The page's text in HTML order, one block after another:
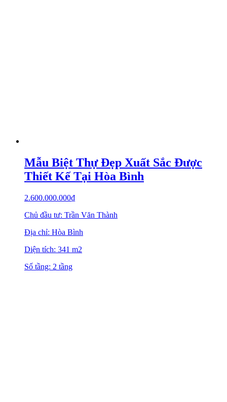
Mẫu Biệt Thự Đẹp Xuất Sắc Được
Thiết Kế Tại Hòa Bình
2.600.000.000₫
Chủ đầu tư: Trần Văn Thành
Địa chỉ: Hòa Bình
Diện tích: 341 m2
Số tầng: 2 tầng